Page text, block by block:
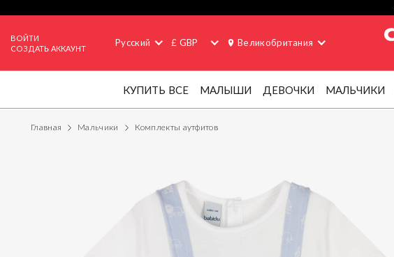
ВОЙТИ
СОЗДАТЬ АККАУНТ
Русский £ GBP Великобритания
КУПИТЬ ВСЕ МАЛЫШИ ДЕВОЧКИ МАЛЬЧИКИ
Главная Мальчики Комплекты аутфитов